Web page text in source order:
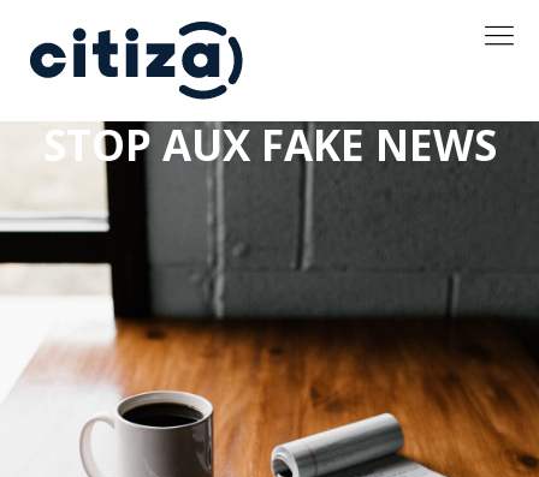
STOP AUX FAKE NEWS